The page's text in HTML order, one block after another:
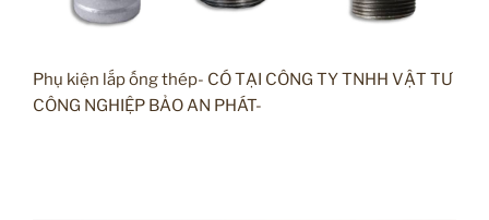
Phụ kiện lắp ống thép- CÓ TẠI CÔNG TY TNHH VẬT TƯ
CÔNG NGHIỆP BẢO AN PHÁT-